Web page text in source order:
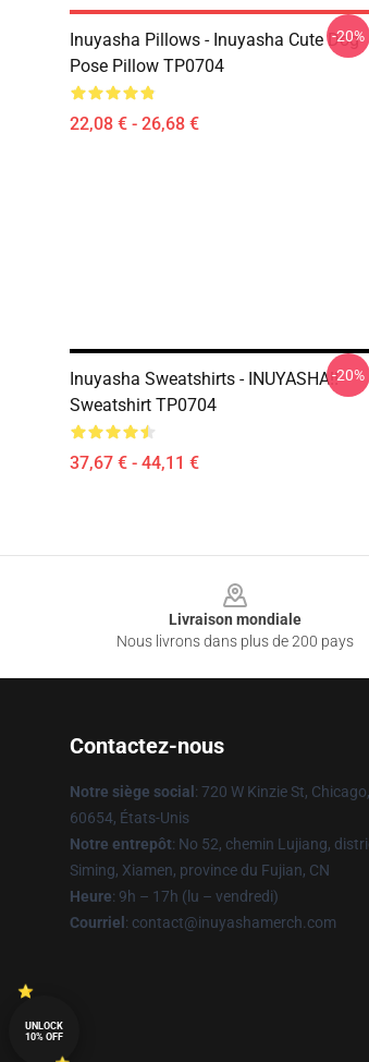
Inuyasha Pillows - Inuyasha Cute Dog
Pose Pillow TP0704
22,08 € - 26,68 €
-20%
Inuyasha Sweatshirts - INUYASHA!!
Sweatshirt TP0704
37,67 € - 44,11 €
-20%
Livraison mondiale
Nous livrons dans plus de 200 pays
Contactez-nous
Notre siège social : 720 W Kinzie St, Chicago,
60654, États-Unis
Notre entrepôt: No 52, chemin Lujiang,
Siming, Xiamen, province du Fujian, CN
Heure: 9h – 17h (lu – vendredi)
Courriel : contact@inuyashamerch.com
UNLOCK
10% OFF